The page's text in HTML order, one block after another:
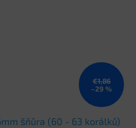
€1,86
–29 %
šňůra (60 - 63 korálků)